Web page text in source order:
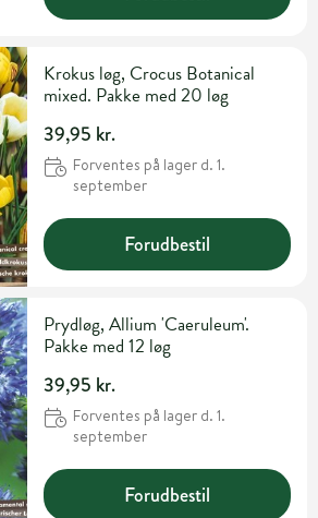
Krokus løg, Crocus Botanical
mixed. Pakke med 20 løg
39,95 kr.
Forventes på lager d. 1.
september
Forudbestil
Prydløg, Allium 'Caeruleum'.
Pakke med 12 løg
39,95 kr.
Forventes på lager d. 1.
september
Forudbestil